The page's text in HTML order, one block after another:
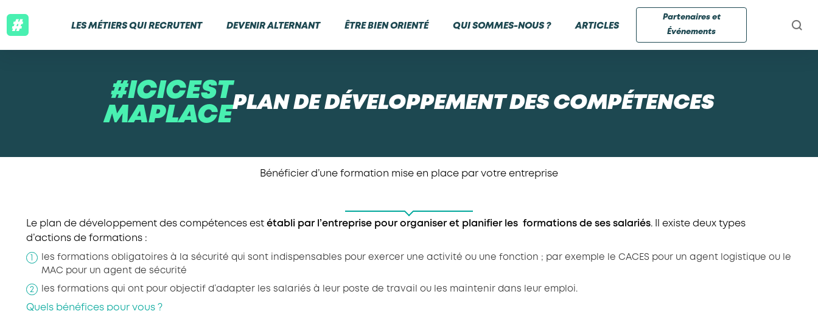
LES MÉTIERS QUI RECRUTENT DEVENIR ALTERNANT ÊTRE BIEN ORIENTÉ QUI SOMMES-NOUS ? ARTICLES
Partenaires et
Événements
#ICICEST
MAPLACE
PLAN DE DÉVELOPPEMENT DES COMPÉTENCES
Bénéficier d’une formation mise en place par votre entreprise
Le plan de développement des compétences est établi par l’entreprise pour organiser et planifier les formations de ses salariés. Il existe deux types
d’actions de formations :
les formations obligatoires à la sécurité qui sont indispensables pour exercer une activité ou une fonction ; par exemple le CACES pour un agent logistique ou le
MAC pour un agent de sécurité
les formations qui ont pour objectif d’adapter les salariés à leur poste de travail ou les maintenir dans leur emploi.
Quels bénéfices pour vous ?